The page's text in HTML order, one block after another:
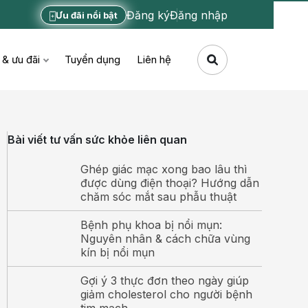
Ưu đãi nổi bật Đăng kýĐăng nhập
ưu đãi Tuyển dụng Liên hệ
Bài viết tư vấn sức khỏe liên quan
Ghép giác mạc xong bao lâu thì
được dùng điện thoại? Hướng dẫn
chăm sóc mắt sau phẫu thuật
Bệnh phụ khoa bị nổi mụn:
Nguyên nhân & cách chữa vùng
kín bị nổi mụn
Gợi ý 3 thực đơn theo ngày giúp
giảm cholesterol cho người bệnh